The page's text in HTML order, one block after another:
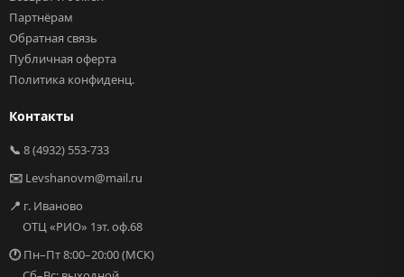
Партнёрам
Обратная связь
Публичная оферта
Политика конфиденц.
Контакты
📞 8 (4932) 553-733
✉️ Levshanovm@mail.ru
📍 г. Иваново
ОТЦ «РИО» 1эт. оф.68
🕐Пн–Пт 8:00–20:00 (МСК)